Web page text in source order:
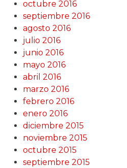
octubre 2016
septiembre 2016
agosto 2016
julio 2016
junio 2016
mayo 2016
abril 2016
marzo 2016
febrero 2016
enero 2016
diciembre 2015
noviembre 2015
octubre 2015
septiembre 2015